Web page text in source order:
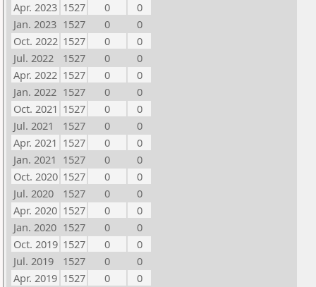
Apr. 2023 1527 0
0
Jan. 2023 1527 0
0
Oct. 2022 1527 0
0
Jul. 2022
1527 0
0
Apr. 2022 1527 0
0
Jan. 2022 1527 0
0
Oct. 2021 1527 0
0
Jul. 2021
1527 0
0
Apr. 2021 1527 0
0
Jan. 2021 1527 0
0
Oct. 2020 1527 0
0
Jul. 2020
1527 0
0
Apr. 2020 1527 0
0
Jan. 2020 1527 0
0
Oct. 2019 1527 0
0
Jul. 2019
1527 0
0
Apr. 2019 1527 0
0